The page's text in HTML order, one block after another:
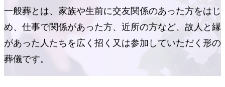
一般葬
家族葬・一日葬・火葬式
福祉葬
社葬・オーダープラン
ペットのお葬式
一般葬とは、家族や生前に交友関係のあった方をはじ
め、仕事で関係があった方、近所の方など、 故人と縁
があった人たちを広く招く又は参加していただく形の
葬儀です。